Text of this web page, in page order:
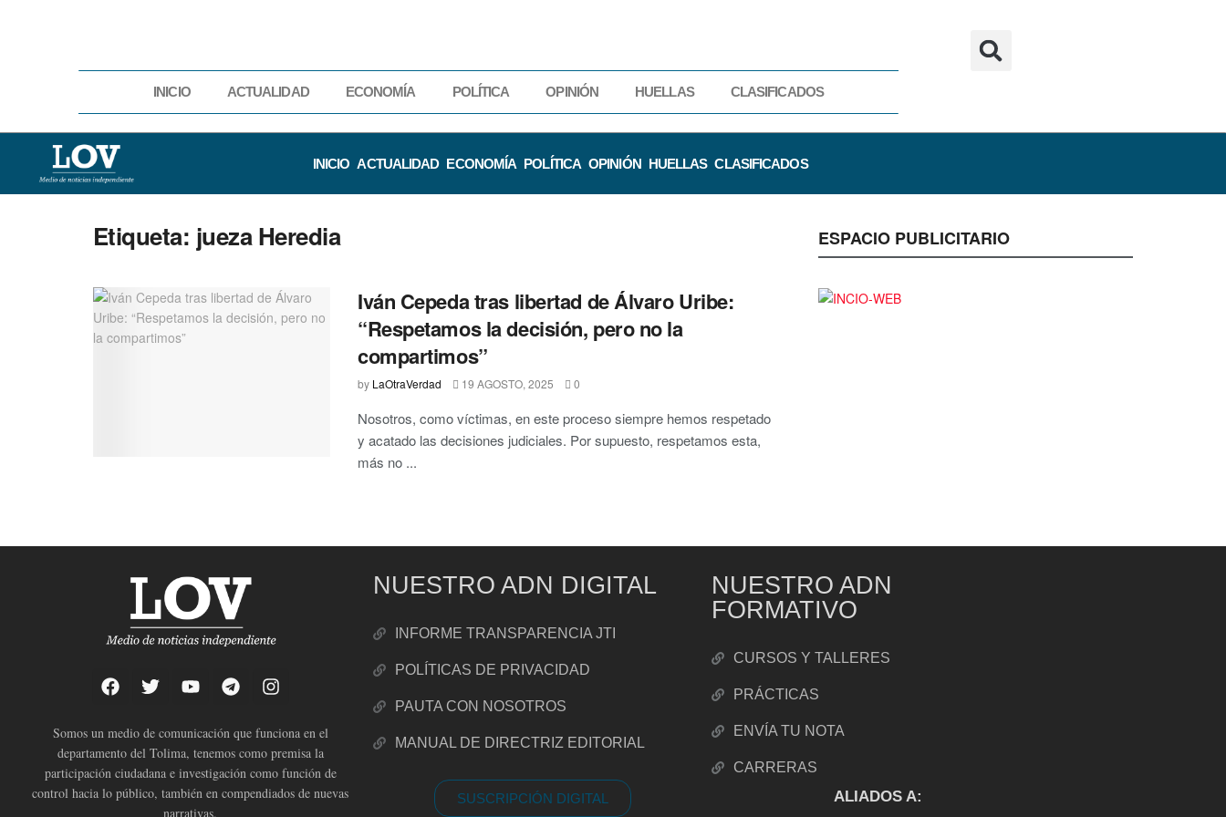
INICIO ACTUALIDAD ECONOMÍA POLÍTICA OPINIÓN HUELLAS CLASIFICADOS
INICIO ACTUALIDAD ECONOMÍA POLÍTICA OPINIÓN HUELLAS CLASIFICADOS
Etiqueta: jueza Heredia
Iván Cepeda tras libertad de Álvaro Uribe:
“Respetamos la decisión, pero no la
compartimos”
by LaOtraVerdad 19 AGOSTO, 2025 0
Nosotros, como víctimas, en este proceso siempre hemos respetado
y acatado las decisiones judiciales. Por supuesto, respetamos esta,
más no ...
ESPACIO PUBLICITARIO
Somos un medio de comunicación que funciona en el
departamento del Tolima, tenemos como premisa la
participación ciudadana e investigación como función de
control hacia lo público, también en compendiados de nuevas
narrativas.
NUESTRO ADN DIGITAL
INFORME TRANSPARENCIA JTI
POLÍTICAS DE PRIVACIDAD
PAUTA CON NOSOTROS
MANUAL DE DIRECTRIZ EDITORIAL
SUSCRIPCIÓN DIGITAL
NUESTRO ADN
FORMATIVO
CURSOS Y TALLERES
PRÁCTICAS
ENVÍA TU NOTA
CARRERAS
ALIADOS A: